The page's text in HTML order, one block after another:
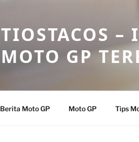
TIOSTACOS –
MOTO GP
Berita Moto GP Moto GP Tips